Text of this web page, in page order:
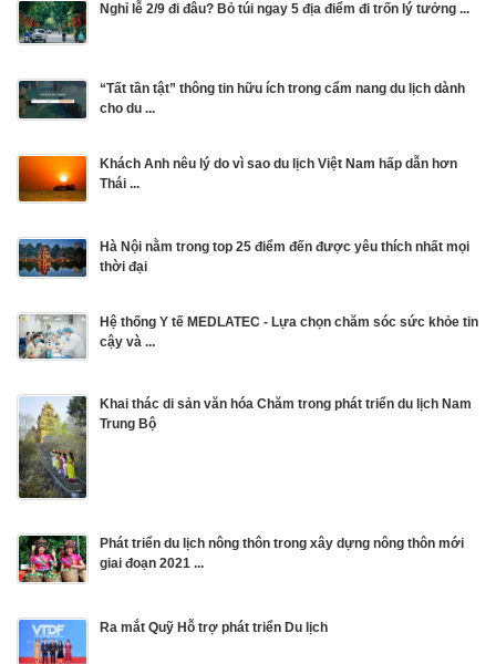
Nghỉ lễ 2/9 đi đâu? Bỏ túi ngay 5 địa điểm đi trốn lý tưởng ...
“Tất tần tật” thông tin hữu ích trong cẩm nang du lịch dành
cho du ...
Khách Anh nêu lý do vì sao du lịch Việt Nam hấp dẫn hơn
Thái ...
Hà Nội nằm trong top 25 điểm đến được yêu thích nhất mọi
thời đại
Hệ thống Y tế MEDLATEC - Lựa chọn chăm sóc sức khỏe tin
cậy và ...
Khai thác di sản văn hóa Chăm trong phát triển du lịch Nam
Trung Bộ
Phát triển du lịch nông thôn trong xây dựng nông thôn mới
giai đoạn 2021 ...
Ra mắt Quỹ Hỗ trợ phát triển Du lịch